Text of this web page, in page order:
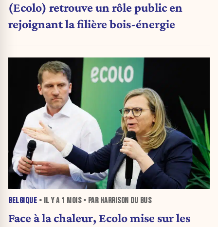
(Ecolo) retrouve un rôle public en
rejoignant la filière bois-énergie
BELGIQUE • IL Y A 1 MOIS• PAR HARRISON DU BUS
Face à la chaleur, Ecolo mise sur les